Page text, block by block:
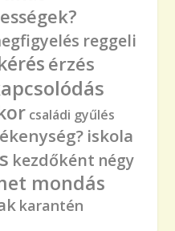
reggeli
érzés
családi gyűlés
iskola
kezdőként négy
mondás
karantén